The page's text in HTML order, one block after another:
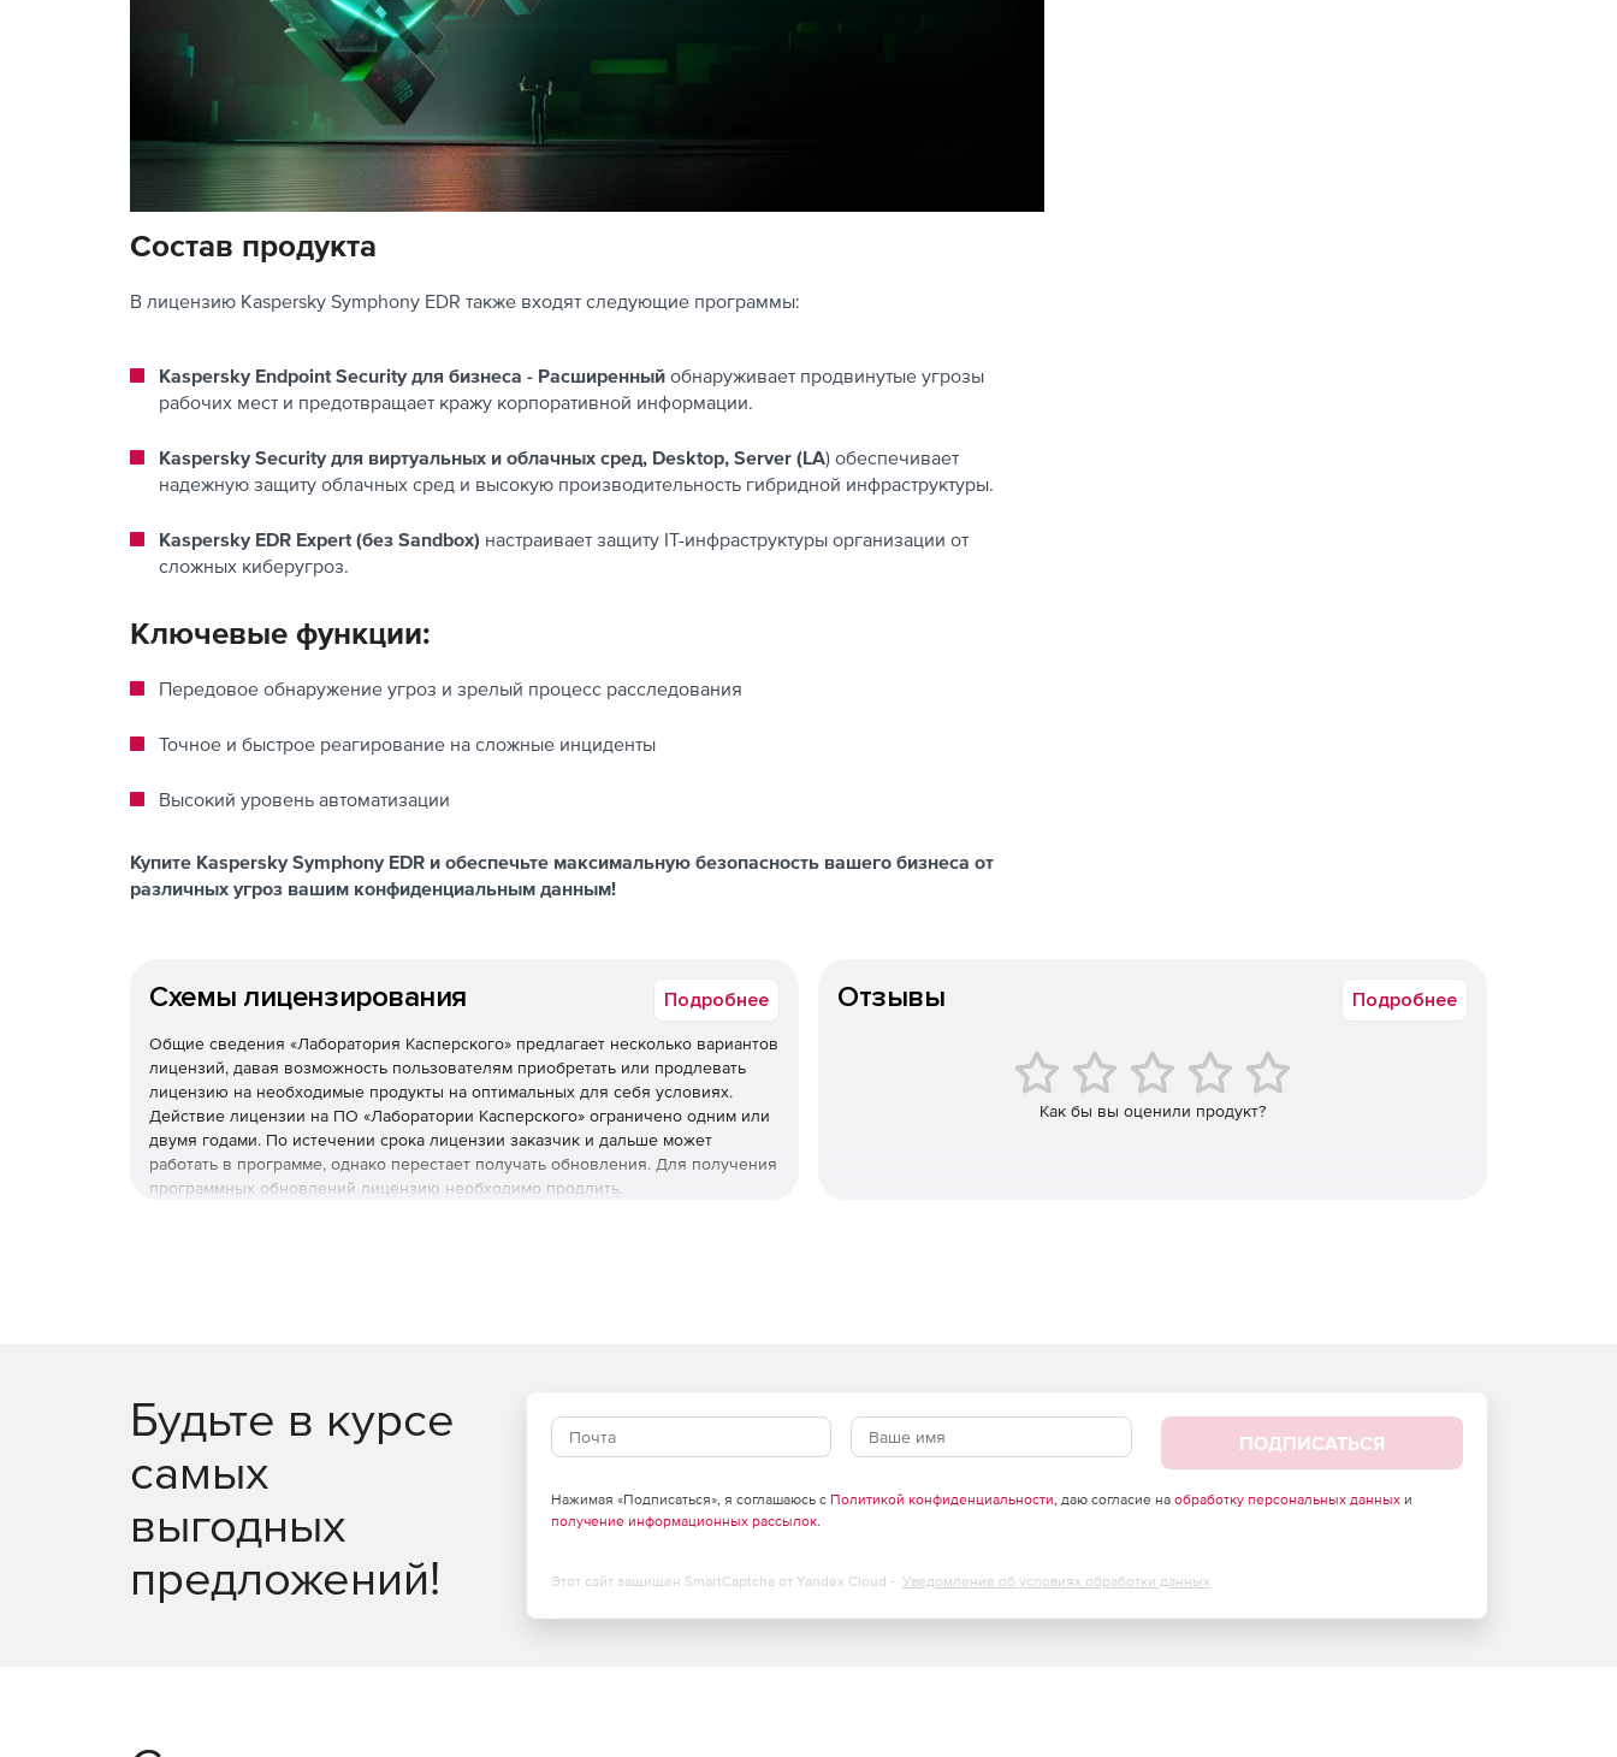
Состав продукта
В лицензию Kaspersky Symphony EDR также входят следующие программы:
Kaspersky Endpoint Security для бизнеса - Расширенный обнаруживает продвинутые угрозы
рабочих мест и предотвращает кражу корпоративной информации.
Kaspersky Security для виртуальных и облачных сред, Desktop, Server (LA) обеспечивает
надежную защиту облачных сред и высокую производительность гибридной инфраструктуры.
Kaspersky EDR Expert (без Sandbox) настраивает защиту IT-инфраструктуры организации от
сложных киберугроз.
Ключевые функции:
Передовое обнаружение угроз и зрелый процесс расследования
Точное и быстрое реагирование на сложные инциденты
Высокий уровень автоматизации
Купите Kaspersky Symphony EDR и обеспечьте максимальную безопасность вашего бизнеса от
различных угроз вашим конфиденциальным данным!
Схемы лицензирования Подробнее
Общие сведения «Лаборатория Касперского» предлагает несколько вариантов
лицензий, давая возможность пользователям приобретать или продлевать
лицензию на необходимые продукты на оптимальных для себя условиях.
Действие лицензии на ПО «Лаборатории Касперского» ограничено одним или
двумя годами. По истечении срока лицензии заказчик и дальше может
работать в программе, однако перестает получать обновления. Для получения
программных обновлений лицензию необходимо продлить.
Отзывы Подробнее
Как бы вы оценили продукт?
Будьте в курсе
самых
выгодных
предложений!
ПОДПИСАТЬСЯ
Нажимая «Подписаться», я соглашаюсь с Политикой конфиденциальности, даю согласие на обработку персональных данныхи
получение информационных рассылок.
Этот сайт защищен SmartCaptcha от Yandex Cloud - Уведомление об условиях обработки данных